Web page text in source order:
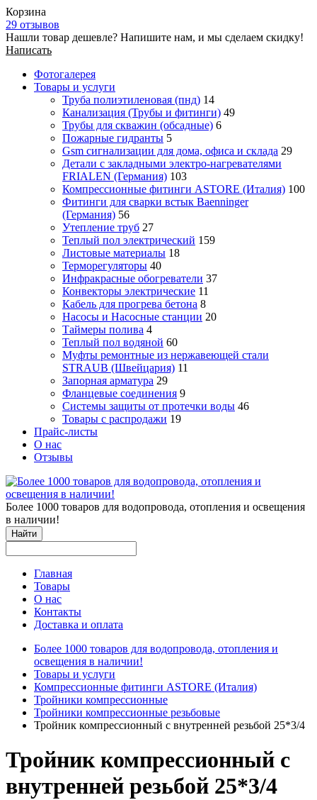
Корзина
29 отзывов
Нашли товар дешевле? Напишите нам, и мы сделаем скидку!
Написать
Фотогалерея
Товары и услуги
Труба полиэтиленовая (пнд) 14
Канализация (Трубы и фитинги) 49
Трубы для скважин (обсадные) 6
Пожарные гидранты 5
Gsm сигнализации для дома, офиса и склада 29
Детали с закладными электро-нагревателями
FRIALEN (Германия) 103
Компрессионные фитинги ASTORE (Италия) 100
Фитинги для сварки встык Baenninger
(Германия) 56
Утепление труб 27
Теплый пол электрический 159
Листовые материалы 18
Терморегуляторы 40
Инфракрасные обогреватели 37
Конвекторы электрические 11
Кабель для прогрева бетона 8
Насосы и Насосные станции 20
Таймеры полива 4
Теплый пол водяной 60
Муфты ремонтные из нержавеющей стали
STRAUB (Швейцария) 11
Запорная арматура 29
Фланцевые соединения 9
Системы защиты от протечки воды 46
Товары с распродажи 19
Прайс-листы
О нас
Отзывы
Более 1000 товаров для водопровода, отопления и освещения
в наличии!
Найти
Главная
Товары
О нас
Контакты
Доставка и оплата
Более 1000 товаров для водопровода, отопления и
освещения в наличии!
Товары и услуги
Компрессионные фитинги ASTORE (Италия)
Тройники компрессионные
Тройники компрессионные резьбовые
Тройник компрессионный с внутренней резьбой 25*3/4
Тройник компрессионный с
внутренней резьбой 25*3/4